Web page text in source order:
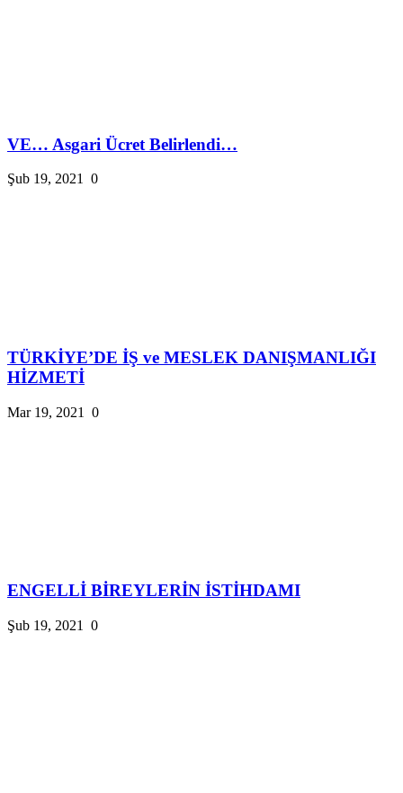
VE… Asgari Ücret Belirlendi…
Şub 19, 2021 0
TÜRKİYE’DE İŞ ve MESLEK DANIŞMANLIĞI
HİZMETİ
Mar 19, 2021 0
ENGELLİ BİREYLERİN İSTİHDAMI
Şub 19, 2021 0